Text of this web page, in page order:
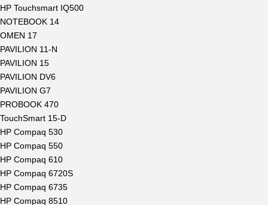
HP Touchsmart IQ500
NOTEBOOK 14
OMEN 17
PAVILION 11-N
PAVILION 15
PAVILION DV6
PAVILION G7
PROBOOK 470
TouchSmart 15-D
HP Compaq 530
HP Compaq 550
HP Compaq 610
HP Compaq 6720S
HP Compaq 6735
HP Compaq 8510